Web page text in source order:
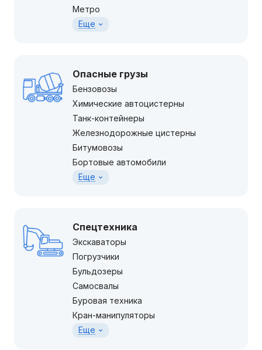
Метро
Еще
Опасные грузы
Бензовозы
Химические автоцистерны
Танк-контейнеры
Железнодорожные цистерны
Битумовозы
Бортовые автомобили
Еще
Спецтехника
Экскаваторы
Погрузчики
Бульдозеры
Самосвалы
Буровая техника
Кран-манипуляторы
Еще